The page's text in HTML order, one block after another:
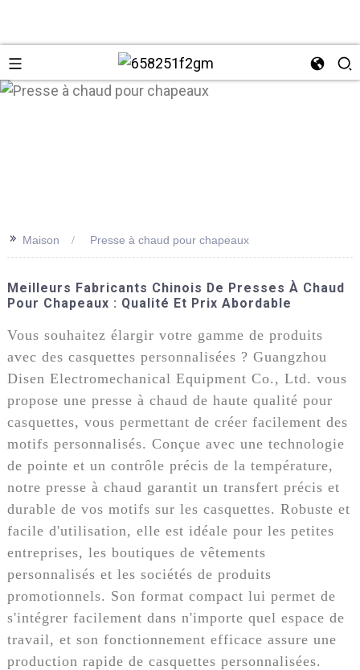
>> Maison Presse à chaud pour chapeaux
Meilleurs Fabricants Chinois De Presses À Chaud
Pour Chapeaux : Qualité Et Prix Abordable
Vous souhaitez élargir votre gamme de produits
avec des casquettes personnalisées ? Guangzhou
Disen Electromechanical Equipment Co., Ltd. vous
propose une presse à chaud de haute qualité pour
casquettes, vous permettant de créer facilement des
motifs personnalisés. Conçue avec une technologie
de pointe et un contrôle précis de la température,
notre presse à chaud garantit un transfert précis et
durable de vos motifs sur les casquettes. Robuste et
facile d'utilisation, elle est idéale pour les petites
entreprises, les boutiques de vêtements
personnalisés et les sociétés de produits
promotionnels. Son format compact lui permet de
s'intégrer facilement dans n'importe quel espace de
travail, et son fonctionnement efficace assure une
production rapide de casquettes personnalisées.